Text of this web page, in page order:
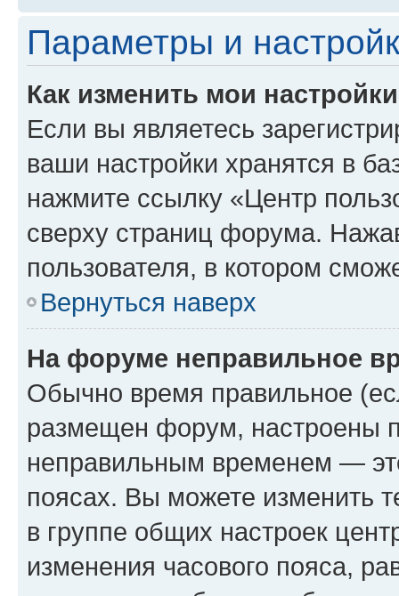
Параметры и
Как изменить мои
Если вы являетесь
ваши настройки хранятся в
нажмите ссылку «Центр
сверху страниц форума.
пользователя, в котором
Вернуться наверх
На форуме неправильное
Обычно время правильное
размещен форум, настроены
неправильным временем —
поясах. Вы можете изменить
в группе общих настроек
изменения часового пояса,